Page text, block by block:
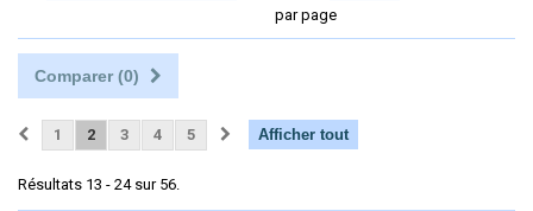
par page
Comparer (0)
Afficher tout
1 2 3 4 5
Résultats 13 - 24 sur 56.